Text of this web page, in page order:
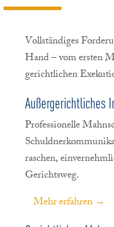
Vollständiges
Hand – vom ersten
gerichtlichen
Außergerichtliches
Professionelle
raschen,
Gerichtsweg.
Mehr erfahren →